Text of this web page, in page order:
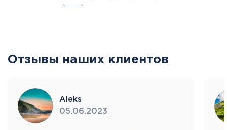
Отзывы наших клиентов
Aleks
05.06.2023